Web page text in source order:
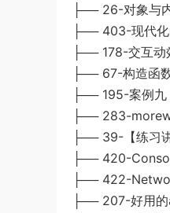
├── 26-对象与
├── 403-现代
├── 178-交互
├── 67-构造函
├── 195-案例
├── 283-
├── 39-【练习
├── 420-
├── 422-
├── 207-好用